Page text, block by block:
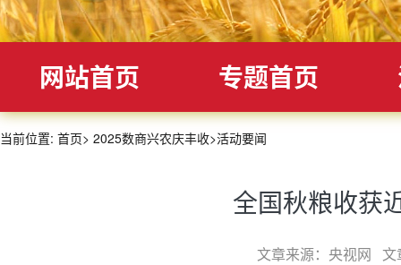
网站首页 专题首页
当前位置: 首页> 2025数商兴农庆丰收>活动要闻
全国秋粮收获
文章来源：央视网